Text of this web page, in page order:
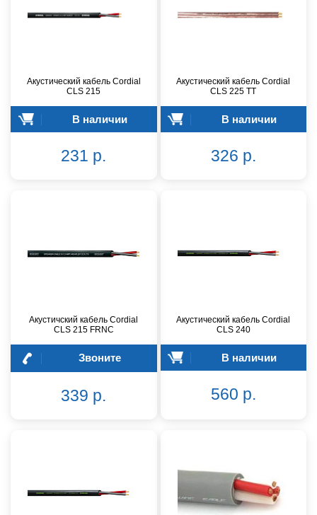
Акустический кабель Cordial
CLS 215
В наличии
231 р.
Акустический кабель Cordial
CLS 225 TT
В наличии
326 р.
Акустичский кабель Cordial
CLS 215 FRNC
Звоните
339 р.
Акустический кабель Cordial
CLS 240
В наличии
560 р.